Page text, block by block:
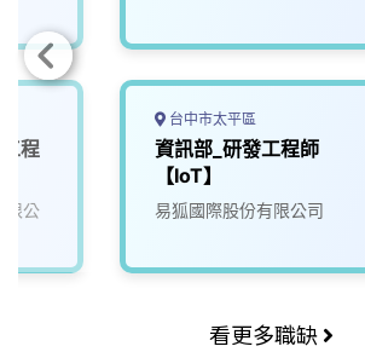
程
限公
台中市太平區
資訊部_研發工程師
【IoT】
易狐國際股份有限公司
看更多職缺